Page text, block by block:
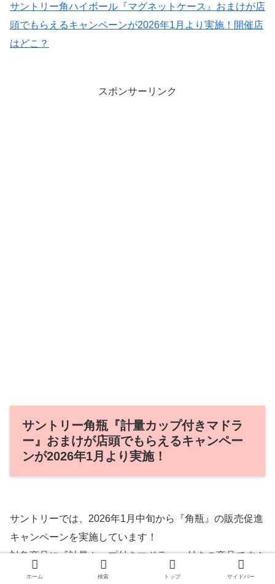
サントリー角ハイボール『マグネットケース』おまけが店
頭でもらえるキャンペーンが2026年1月より実施！開催店
はどこ？
スポンサーリンク
サントリー角瓶『計量カップ付きマドラ
ー』おまけが店頭でもらえるキャンペー
ンが2026年1月より実施！
サントリーでは、2026年1月中旬から『角瓶』の販売促進
キャンペーンを実施しています！
対象商品に『計量カップ付きマドラー』付きの商品です！
ホーム 検索 トップ サイドバー